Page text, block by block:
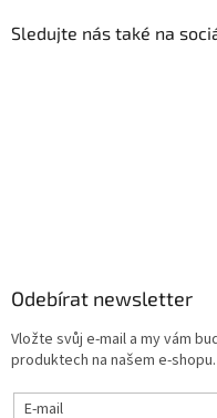
Sledujte nás také na
Odebírat newsletter
Vložte svůj e-mail a my vám
produktech na našem e-shopu.
E-mail